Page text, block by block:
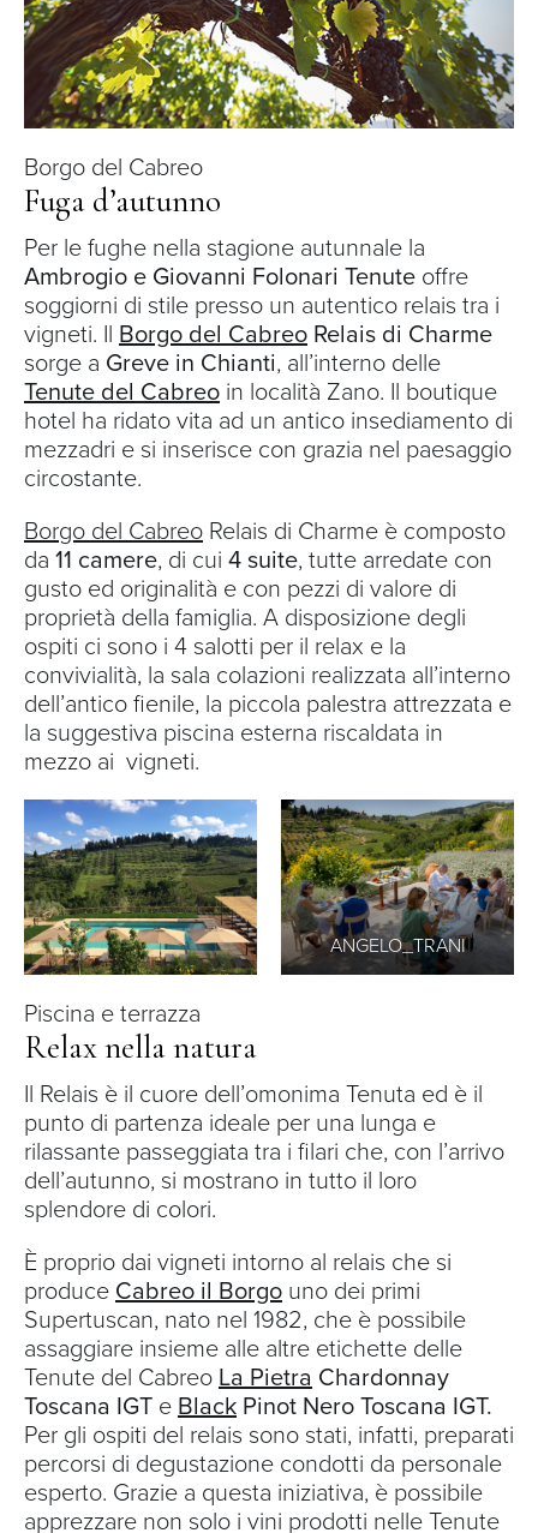
Borgo del Cabreo
Fuga d’autunno
Per le fughe nella stagione autunnale la
Ambrogio e Giovanni Folonari Tenute offre
soggiorni di stile presso un autentico relais tra i
vigneti. Il Borgo del Cabreo Relais di Charme
sorge a Greve in Chianti, all’interno delle
Tenute del Cabreo in località Zano. Il boutique
hotel ha ridato vita ad un antico insediamento di
mezzadri e si inserisce con grazia nel paesaggio
circostante.
Borgo del Cabreo Relais di Charme è composto
da 11 camere, di cui 4 suite, tutte arredate con
gusto ed originalità e con pezzi di valore di
proprietà della famiglia. A disposizione degli
ospiti ci sono i 4 salotti per il relax e la
convivialità, la sala colazioni realizzata all’interno
dell’antico fienile, la piccola palestra attrezzata e
la suggestiva piscina esterna riscaldata in
mezzo ai vigneti.
ANGELO_TRANI
Piscina e terrazza
Relax nella natura
Il Relais è il cuore dell’omonima Tenuta ed è il
punto di partenza ideale per una lunga e
rilassante passeggiata tra i filari che, con l’arrivo
dell’autunno, si mostrano in tutto il loro
splendore di colori.
È proprio dai vigneti intorno al relais che si
produce Cabreo il Borgo uno dei primi
Supertuscan, nato nel 1982, che è possibile
assaggiare insieme alle altre etichette delle
Tenute del Cabreo La Pietra Chardonnay
Toscana IGT e Black Pinot Nero Toscana IGT.
Per gli ospiti del relais sono stati, infatti, preparati
percorsi di degustazione condotti da personale
esperto. Grazie a questa iniziativa, è possibile
apprezzare non solo i vini prodotti nelle Tenute